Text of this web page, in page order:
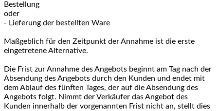
Bestellung
oder
- Lieferung der bestellten Ware
Maßgeblich für den Zeitpunkt der Annahme ist die erste
eingetretene Alternative.
Die Frist zur Annahme des Angebots beginnt am Tag nach der
Absendung des Angebots durch den Kunden und endet mit
dem Ablauf des fünften Tages, der auf die Absendung des
Angebots folgt. Nimmt der Verkäufer das Angebot des
Kunden innerhalb der vorgenannten Frist nicht an, stellt dies